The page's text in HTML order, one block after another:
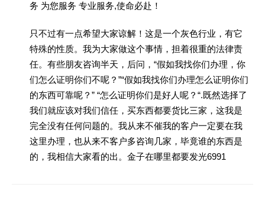
务 为您服务 专业服务,使命必赴！
只不过有一点希望大家谅解！这是一个灰色行业，有它
特殊的性质。我为大家做这个事情，担着很重的法律责
任。有些朋友咨询半天，后问，“假如我找你们办理，你
们怎么证明你们不呢？”“假如我找你们办理怎么证明你们
的东西可靠呢？” “怎么证明你们是好人呢？“.既然选择了
我们就应该对我们信任，买东西都要货比三家，这我是
完全没有任何问题的。我从来不催我的客户一定要在我
这里办理，也从来不客户多咨询几家，毕竟谁的东西是
的，我相信大家看的出。金子在哪里都要发光6991